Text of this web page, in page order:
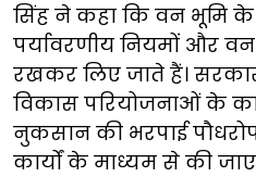
सिंह ने कहा कि वन भूमि के
पर्यावरणीय नियमों और
रखकर लिए जाते हैं।
विकास परियोजनाओं के
नुकसान की भरपाई
कार्यों के माध्यम से की